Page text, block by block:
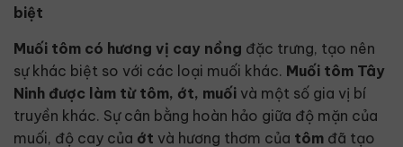
biệt
Muối tôm có hương vị cay nồng đặc trưng, tạo nên
sự khác biệt so với các loại muối khác. Muối tôm Tây
Ninh được làm từ tôm, ớt, muối và một số gia vị bí
truyền khác. Sự cân bằng hoàn hảo giữa độ mặn của
muối, độ cay của ớt và hương thơm của tôm đã tạo